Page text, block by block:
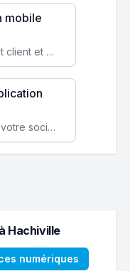
mobile
Augmentez l’engagement client et simplifiez vos processus avec une application mobile sur mesure, disponible sur iOS et Android.
Améliorez l'efficacité de votre société avec une application web personnalisée accessible partout et tout le temps.
Hachiville
numériques